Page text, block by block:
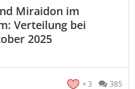
Miraidon im
Verteilung bei
2025
3 385